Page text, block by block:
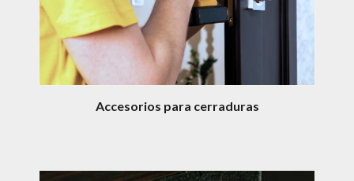
Accesorios para cerraduras